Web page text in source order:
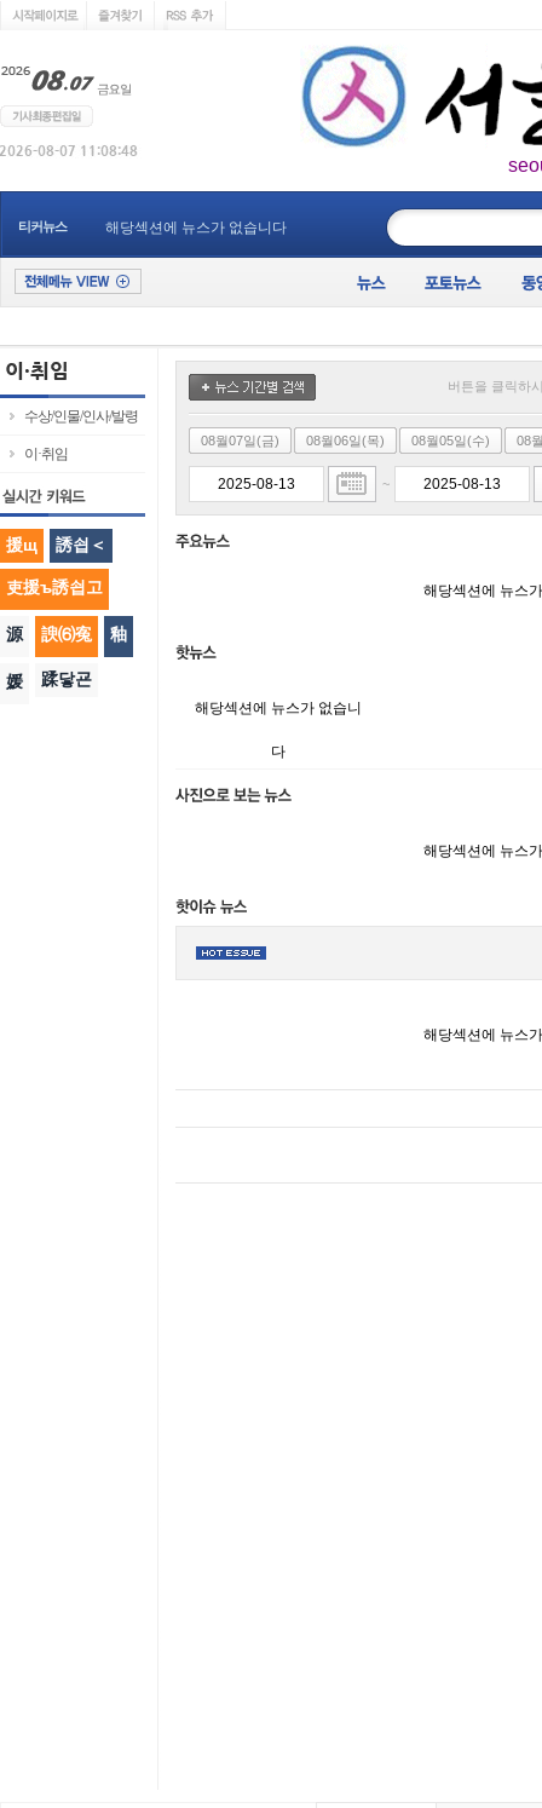
티커뉴스 해당섹션에 뉴스가 없습니다
수상/인물/인사/발령
이·취임
援щ 誘쇱＜
吏援ъ誘쇱고
源 諛⑹寃 釉
媛 蹂닿굔
버튼을 클릭하
08월07일(금) 08월06일(목) 08월05일(수) 08
~
해당섹션에 뉴스
해당섹션에 뉴스가 없습니
다
해당섹션에 뉴스
해당섹션에 뉴스